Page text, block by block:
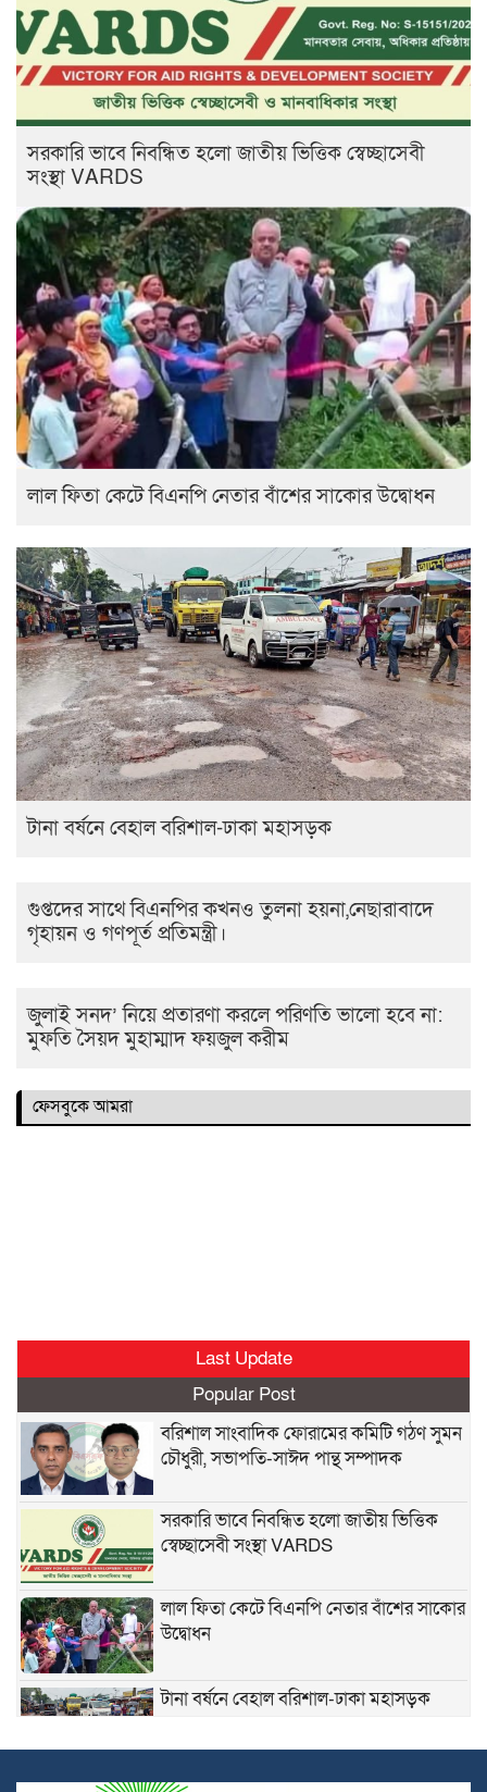
সরকারি ভাবে নিবন্ধিত হলো জাতীয় ভিত্তিক স্বেচ্ছাসেবী
সংস্থা VARDS
লাল ফিতা কেটে বিএনপি নেতার বাঁশের সাকোর উদ্বোধন
টানা বর্ষনে বেহাল বরিশাল-ঢাকা মহাসড়ক
গুপ্তদের সাথে বিএনপির কখনও তুলনা হয়না,নেছারাবাদে
গৃহায়ন ও গণপূর্ত প্রতিমন্ত্রী।
জুলাই সনদ’ নিয়ে প্রতারণা করলে পরিণতি ভালো হবে না:
মুফতি সৈয়দ মুহাম্মাদ ফয়জুল করীম
ফেসবুকে আমরা
Last Update
Popular Post
বরিশাল সাংবাদিক ফোরামের কমিটি গঠণ সুমন
চৌধুরী, সভাপতি-সাঈদ পান্থ সম্পাদক
সরকারি ভাবে নিবন্ধিত হলো জাতীয় ভিত্তিক
স্বেচ্ছাসেবী সংস্থা VARDS
লাল ফিতা কেটে বিএনপি নেতার বাঁশের সাকোর
উদ্বোধন
টানা বর্ষনে বেহাল বরিশাল-ঢাকা মহাসড়ক